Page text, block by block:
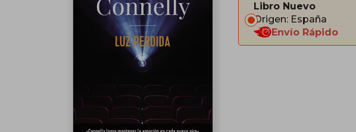
Libro Nuevo
Origen: España
Envío Rápido